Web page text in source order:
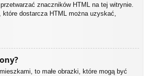
znaczników HTML na tej witrynie.
dostarcza HTML można uzyskać,
to małe obrazki, które mogą być